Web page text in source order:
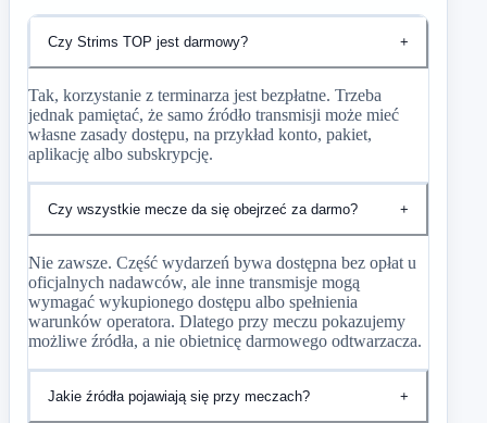
Czy Strims TOP jest darmowy? +
Tak, korzystanie z terminarza jest bezpłatne. Trzeba
jednak pamiętać, że samo źródło transmisji może mieć
własne zasady dostępu, na przykład konto, pakiet,
aplikację albo subskrypcję.
Czy wszystkie mecze da się obejrzeć za darmo? +
Nie zawsze. Część wydarzeń bywa dostępna bez opłat u
oficjalnych nadawców, ale inne transmisje mogą
wymagać wykupionego dostępu albo spełnienia
warunków operatora. Dlatego przy meczu pokazujemy
możliwe źródła, a nie obietnicę darmowego odtwarzacza.
Jakie źródła pojawiają się przy meczach? +